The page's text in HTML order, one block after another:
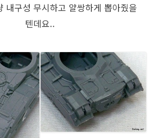
내구성 무시하고 얄쌍하게 뽑아줬을
텐데요..